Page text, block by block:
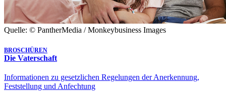
Quelle: © PantherMedia / Monkeybusiness Images
BROSCHÜREN
Die Vaterschaft
Informationen zu gesetzlichen Regelungen der Anerkennung,
Feststellung und Anfechtung